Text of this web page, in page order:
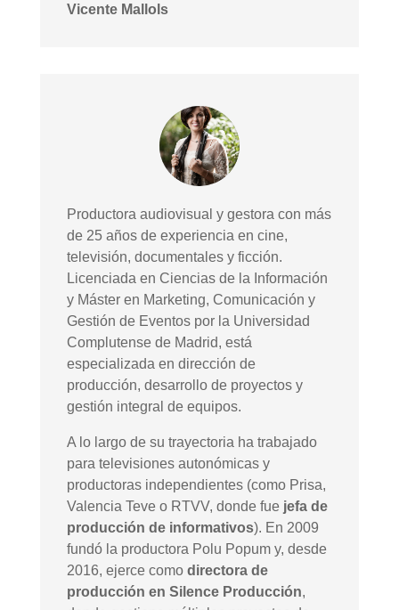
Vicente Mallols
Productora audiovisual y gestora con más
de 25 años de experiencia en cine,
televisión, documentales y ficción.
Licenciada en Ciencias de la Información
y Máster en Marketing, Comunicación y
Gestión de Eventos por la Universidad
Complutense de Madrid, está
especializada en dirección de
producción, desarrollo de proyectos y
gestión integral de equipos.
A lo largo de su trayectoria ha trabajado
para televisiones autonómicas y
productoras independientes (como Prisa,
Valencia Teve o RTVV, donde fue jefa de
producción de informativos). En 2009
fundó la productora Polu Popum y, desde
2016, ejerce como directora de
producción en Silence Producción,